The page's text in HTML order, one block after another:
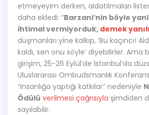
etmeyeyim derken, aldatılmaları
daha ekledi: “Barzani’nin böyle
ihtimal vermiyorduk, demek
düşmanları yine kalkıp, ‘Bu kaçıncı!
kaldı, sen onu söyle’ diyebilirler. Ama
girişim, 25-26 Eylül’de İstanbul’da
Uluslararası Ombudsmanlık
“insanlığa yaptığı katkılar” nedeniyle
Ödülü verilmesi çağrısıyla şimdiden
sayılabilir.